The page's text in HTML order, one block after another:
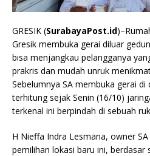
GRESIK (SurabayaPost.id
Gresik membuka gerai diluar
bisa menjangkau pelangganya
prakris dan mudah unruk
Sebelumnya SA membuka gerai
terhitung sejak Senin (16/10)
terkenal ini berpindah di sebuah
H Nieffa Indra Lesmana, owner
pemilihan lokasi baru ini, berdasar